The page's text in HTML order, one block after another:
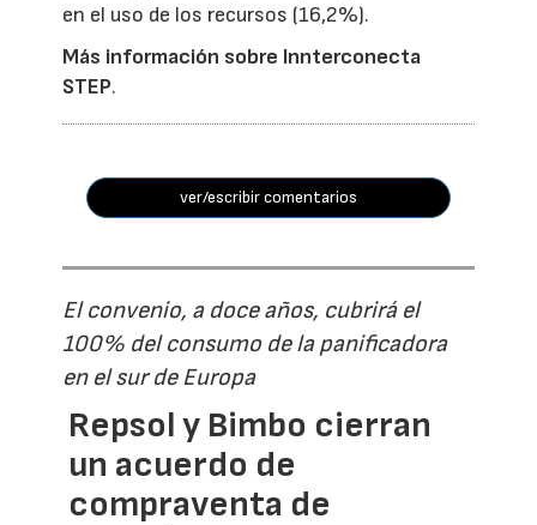
en el uso de los recursos (16,2%).
Más información sobre Innterconecta
STEP.
ver/escribir comentarios
El convenio, a doce años, cubrirá el
100% del consumo de la panificadora
en el sur de Europa
Repsol y Bimbo cierran
un acuerdo de
compraventa de